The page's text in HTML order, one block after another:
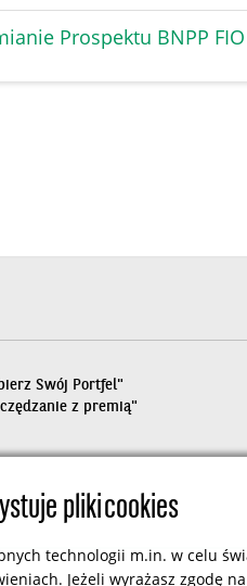
Prospektu BNPP FIO
Swój Portfel"
z premią"
pliki cookies
technologii m.in. w celu
Jeżeli wyrażasz zgodę